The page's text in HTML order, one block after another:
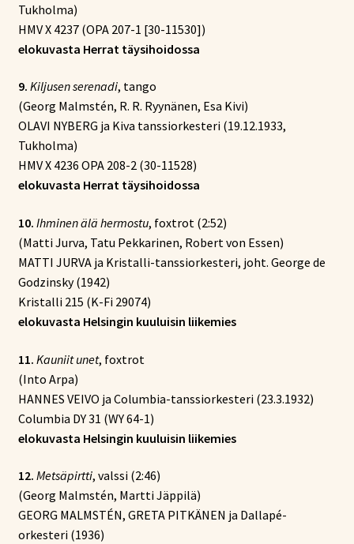
Tukholma)
HMV X 4237 (OPA 207-1 [30-11530])
elokuvasta Herrat täysihoidossa
9. Kiljusen serenadi, tango
(Georg Malmstén, R. R. Ryynänen, Esa Kivi)
OLAVI NYBERG ja Kiva tanssiorkesteri (19.12.1933,
Tukholma)
HMV X 4236 OPA 208-2 (30-11528)
elokuvasta Herrat täysihoidossa
10. Ihminen älä hermostu, foxtrot (2:52)
(Matti Jurva, Tatu Pekkarinen, Robert von Essen)
MATTI JURVA ja Kristalli-tanssiorkesteri, joht. George de
Godzinsky (1942)
Kristalli 215 (K-Fi 29074)
elokuvasta Helsingin kuuluisin liikemies
11. Kauniit unet, foxtrot
(Into Arpa)
HANNES VEIVO ja Columbia-tanssiorkesteri (23.3.1932)
Columbia DY 31 (WY 64-1)
elokuvasta Helsingin kuuluisin liikemies
12. Metsäpirtti, valssi (2:46)
(Georg Malmstén, Martti Jäppilä)
GEORG MALMSTÉN, GRETA PITKÄNEN ja Dallapé-
orkesteri (1936)